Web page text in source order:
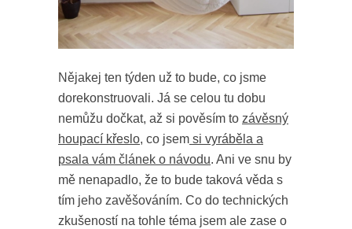
Nějakej ten týden už to bude, co jsme
dorekonstruovali. Já se celou tu dobu
nemůžu dočkat, až si pověsím to závěsný
houpací křeslo, co jsem si vyráběla a
psala vám článek o návodu. Ani ve snu by
mě nenapadlo, že to bude taková věda s
tím jeho zavěšováním. Co do technických
zkušeností na tohle téma jsem ale zase o